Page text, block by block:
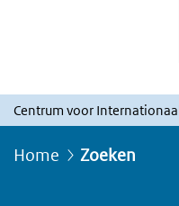
Centrum voor
Home Zoeken